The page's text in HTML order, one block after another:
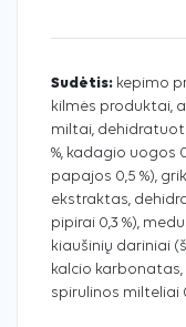
Sudėtis: kepimo
kilmės produktai,
miltai, dehidratuoti
%, kadagio uogos
papajos 0,5 %),
ekstraktas,
pipirai 0,3 %),
kiaušinių dariniai
kalcio karbonatas,
spirulinos milteliai